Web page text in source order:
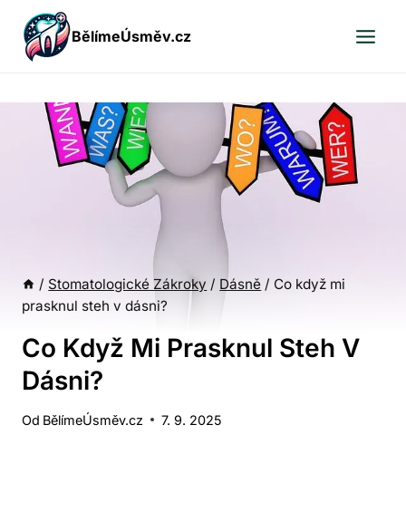
Přeskočit
obsah
BělímeÚsměv.cz
/ Stomatologické Zákroky / Dásně / Co když mi
prasknul steh v dásni?
Co Když Mi Prasknul Steh V
Dásni?
Od BělímeÚsměv.cz 7. 9. 2025